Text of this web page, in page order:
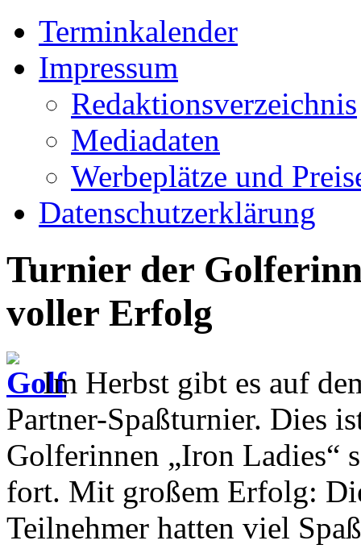
Terminkalender
Impressum
Redaktionsverzeichnis
Mediadaten
Werbeplätze und
Datenschutzerklärung
Turnier der
voller Erfolg
Im Herbst gibt es auf
Partner-Spaßturnier. Dies
Golferinnen „Iron Ladies“
fort. Mit großem Erfolg:
Teilnehmer hatten viel